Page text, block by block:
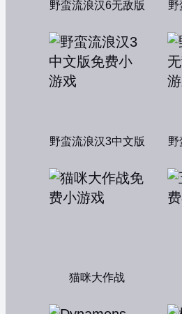
野蛮流浪汉6无敌版 野
野蛮流浪汉3中文版 野
猫咪大作战